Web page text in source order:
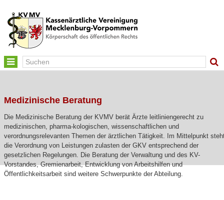
Toggle
navigation
Medizinische Beratung
Die Medizinische Beratung der KVMV berät Ärzte leitliniengerecht zu
medizinischen, pharma-kologischen, wissenschaftlichen und
verordnungsrelevanten Themen der ärztlichen Tätigkeit. Im Mittelpunkt
die Verordnung von Leistungen zulasten der GKV entsprechend der
gesetzlichen Regelungen. Die Beratung der Verwaltung und des KV-
Vorstandes, Gremienarbeit, Entwicklung von Arbeitshilfen und
Öffentlichkeitsarbeit sind weitere Schwerpunkte der Abteilung.